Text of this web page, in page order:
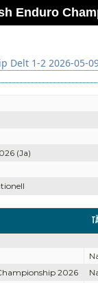
Enduro
Delt 1-2 2026-05-
(Ja)
2026